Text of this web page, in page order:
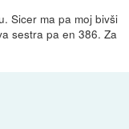
Sicer ma pa moj bivši
sestra pa en 386. Za